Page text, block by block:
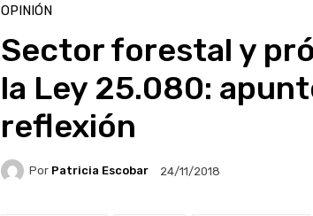
OPINIÓN
Sector forestal y
la Ley 25.080:
reflexión
Por Patricia Escobar 24/11/2018